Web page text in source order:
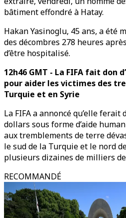
bâtiment effondré à Hatay.
Hakan Yasinoglu, 45 ans, a été
des décombres 278 heures
d’être hospitalisé.
12h46 GMT - La FIFA fait don
pour aider les victimes des
Turquie et en Syrie
La FIFA a annoncé qu’elle ferait
dollars sous forme d’aide
aux tremblements de terre
le sud de la Turquie et le nord
plusieurs dizaines de milliers
RECOMMANDÉ